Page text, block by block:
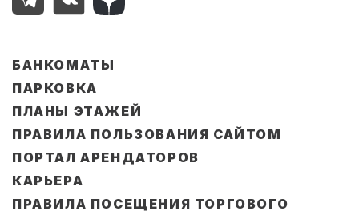
БАНКОМАТЫ
ПАРКОВКА
ПЛАНЫ ЭТАЖЕЙ
ПРАВИЛА ПОЛЬЗОВАНИЯ САЙТОМ
ПОРТАЛ АРЕНДАТОРОВ
КАРЬЕРА
ПРАВИЛА ПОСЕЩЕНИЯ ТОРГОВОГО